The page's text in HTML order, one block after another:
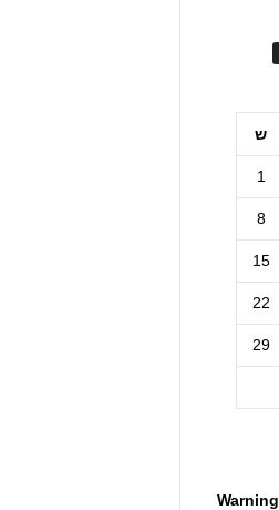
ש
1
8
15
22
29
Warning